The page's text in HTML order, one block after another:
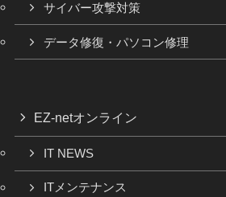
サイバー攻撃対策
データ修復・パソコン修理
EZ-netオンライン
IT NEWS
ITメンテナンス